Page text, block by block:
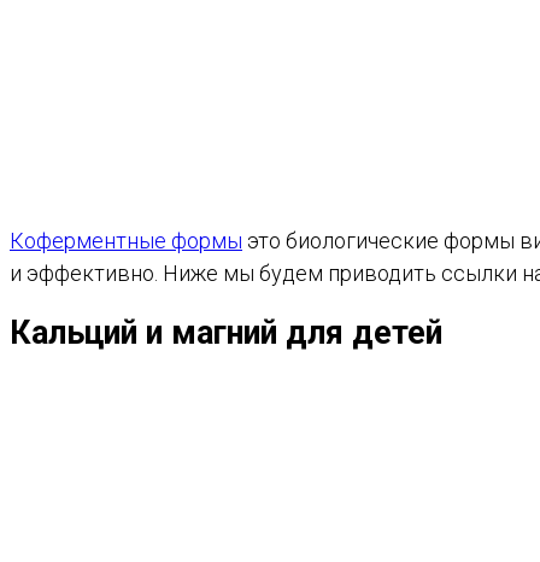
Коферментные формы это биологические формы
и эффективно. Ниже мы будем приводить ссылки
Кальций и магний для детей